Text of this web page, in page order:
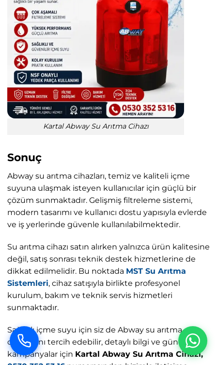
Kartal Abway Su Arıtma Cihazı
Sonuç
Abway su arıtma cihazları, temiz ve kaliteli içme
suyuna ulaşmak isteyen kullanıcılar için güçlü bir
çözüm sunmaktadır. Gelişmiş filtreleme sistemi,
modern tasarımı ve kullanıcı dostu yapısıyla evlerde
ve iş yerlerinde güvenle kullanılabilmektedir.
Su arıtma cihazı satın alırken yalnızca ürün kalitesine
değil, satış sonrası teknik destek hizmetlerine de
dikkat edilmelidir. Bu noktada MST Su Arıtma
Sistemleri, cihaz satışıyla birlikte profesyonel
kurulum, bakım ve teknik servis hizmetleri
sunmaktadır.
Sağlıklı içme suyu için siz de Abway su arıtma
cihazlarını tercih edebilir, detaylı bilgi ve güncel
kampanyalar için Kartal Abway Su Arıtma Cihazı,